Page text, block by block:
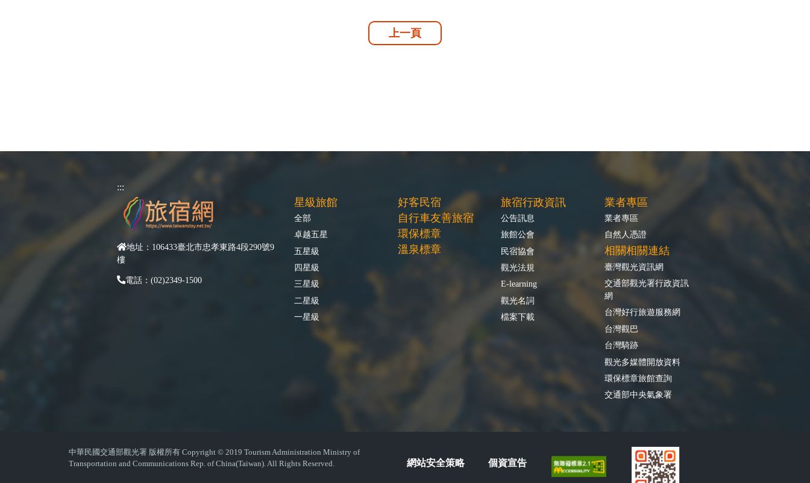
上一頁
:::
地址：106433臺北市忠孝東路4段290號9
樓
電話：(02)2349-1500
星級旅館
全部
卓越五星
五星級
四星級
三星級
二星級
一星級
好客民宿
自行車友善旅宿
環保標章
溫泉標章
旅宿行政資訊
公告訊息
旅館公會
民宿協會
觀光法規
E-learning
觀光名詞
檔案下載
業者專區
業者專區
自然人憑證
相關相關連結
臺灣觀光資訊網
交通部觀光署行政資訊
網
台灣好行旅遊服務網
台灣觀巴
台灣騎跡
觀光多媒體開放資料
環保標章旅館查詢
交通部中央氣象署
中華民國交通部觀光署 版權所有 Copyright © 2019 Tourism Administration Ministry of
Transportation and Communications Rep. of China(Taiwan). All Rights Reserved.
網站安全策略 個資宣告